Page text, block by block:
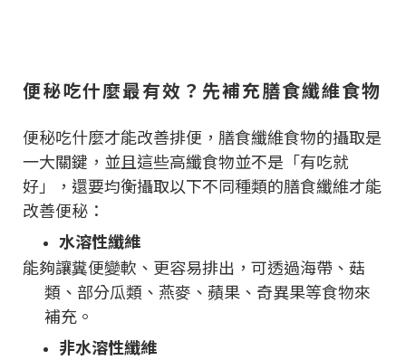
便秘吃什麼最有效？先補充膳食纖維食物
便秘吃什麼才能改善排便，膳食纖維食物的攝取是
一大關鍵，並且這些高纖食物並不是「有吃就
好」，還要均衡攝取以下不同種類的膳食纖維才能
改善便秘：
水溶性纖維
能夠讓糞便變軟、更容易排出，可透過海帶、菇
類、部分瓜類、燕麥、蘋果、奇異果等食物來
補充。
非水溶性纖維